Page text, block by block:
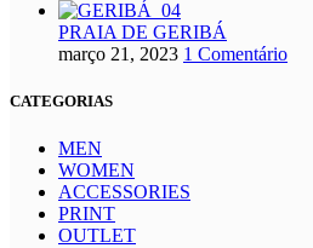
PRAIA DE GERIBÁ
março 21, 2023 1 Comentário
CATEGORIAS
MEN
WOMEN
ACCESSORIES
PRINT
OUTLET